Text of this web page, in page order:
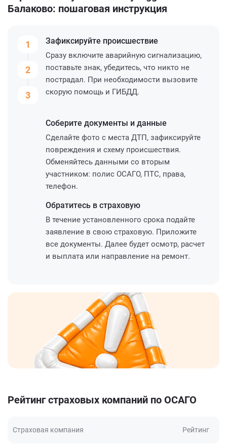
Балаково: пошаговая инструкция
1
2
3
Зафиксируйте происшествие
Сразу включите аварийную сигнализацию,
поставьте знак, убедитесь, что никто не
пострадал. При необходимости вызовите
скорую помощь и ГИБДД.
Соберите документы и данные
Сделайте фото с места ДТП, зафиксируйте
повреждения и схему происшествия.
Обменяйтесь данными со вторым
участником: полис ОСАГО, ПТС, права,
телефон.
Обратитесь в страховую
В течение установленного срока подайте
заявление в свою страховую. Приложите
все документы. Далее будет осмотр, расчет
и выплата или направление на ремонт.
Рейтинг страховых компаний по ОСАГО
Страховая компания Рейтинг